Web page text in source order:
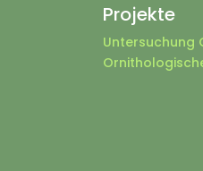
Projekte
Untersuchung